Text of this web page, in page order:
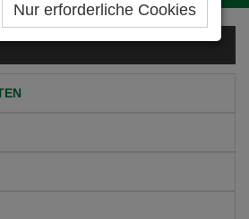
Nur erforderliche Cookies